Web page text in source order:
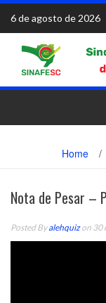
Skip
content
6 de agosto de 2026
Home /
Nota de Pesar –
Posted Byalehquizon 30